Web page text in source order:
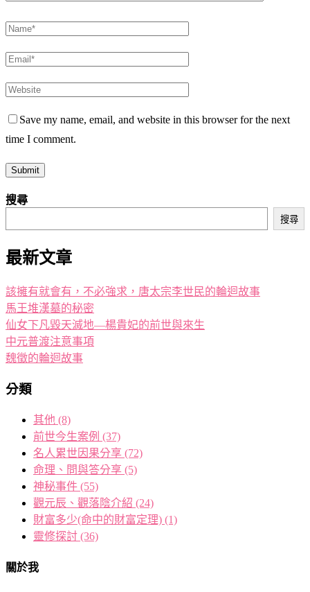
Save my name, email, and website in this browser for the next
time I comment.
搜尋
搜尋
最新文章
該擁有就會有，不必強求，唐太宗李世民的輪迴故事
馬王堆漢墓的秘密
仙女下凡毀天滅地—楊貴妃的前世與來生
中元普渡注意事項
魏徵的輪迴故事
分類
其他 (8)
前世今生案例 (37)
名人累世因果分享 (72)
命理、問與答分享 (5)
神秘事件 (55)
觀元辰、觀落陰介紹 (24)
財富多少(命中的財富定理) (1)
靈修探討 (36)
關於我